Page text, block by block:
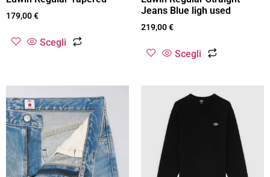
179,00€
Scegli
Jeans Blue ligh used
219,00€
Scegli